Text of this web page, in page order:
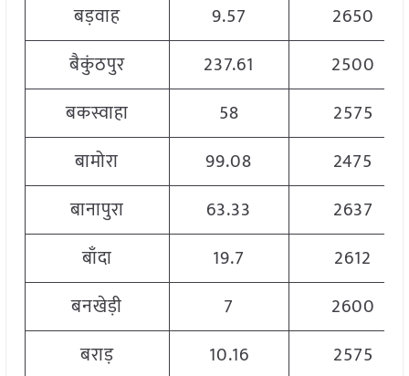
बड़वाह
9.57
2650
बैकुंठपुर
237.61
2500
बकस्वाहा
58
2575
बामोरा
99.08
2475
बानापुरा
63.33
2637
बाँदा
19.7
2612
बनखेड़ी
7
2600
बराड़
10.16
2575